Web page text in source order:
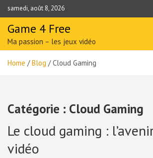
Skip
to
content
samedi, août 8, 2026
Game 4 Free
Ma passion – les jeux vidéo
Home Blog Cloud Gaming
Catégorie : Cloud Gaming
Le cloud gaming :
vidéo